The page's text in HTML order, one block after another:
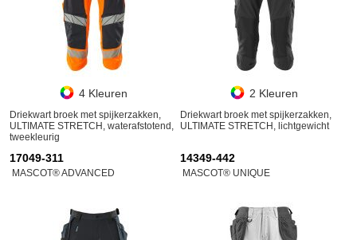
4 Kleuren
Driekwart broek met spijkerzakken,
ULTIMATE STRETCH, waterafstotend,
tweekleurig
2 Kleuren
Driekwart broek met spijkerzakken,
ULTIMATE STRETCH, lichtgewicht
17049-311
MASCOT® ADVANCED
14349-442
MASCOT® UNIQUE